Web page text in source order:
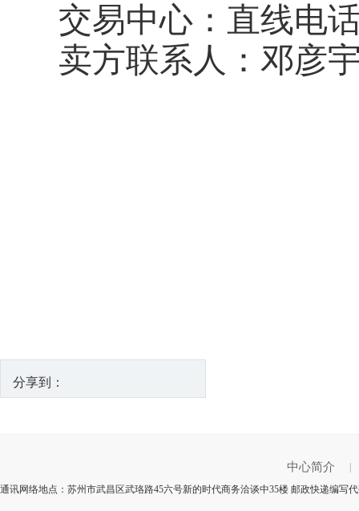
交易中心：直线电
卖方联系人：邓彦
分享到：
中心简介
通讯网络地点：苏州市武昌区武珞路45六号新的时代商务洽谈中35楼 邮政快递编写